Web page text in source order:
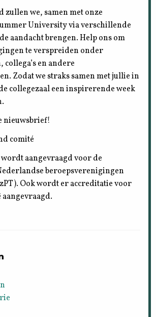
zullen we, samen met onze
University via verschillende
aandacht brengen. Help ons om
te verspreiden onder
en andere
Zodat we straks samen met jullie in
collegezaal een inspirerende week
nieuwsbrief!
comité
aangevraagd voor de
beroepsverenigingen
Ook wordt er accreditatie voor